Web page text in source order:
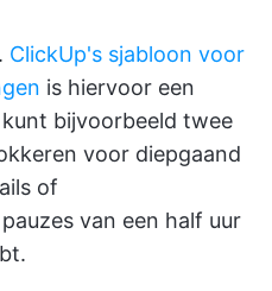
. ClickUp's sjabloon voor
is hiervoor een
bijvoorbeeld twee
voor diepgaand
of
van een half uur